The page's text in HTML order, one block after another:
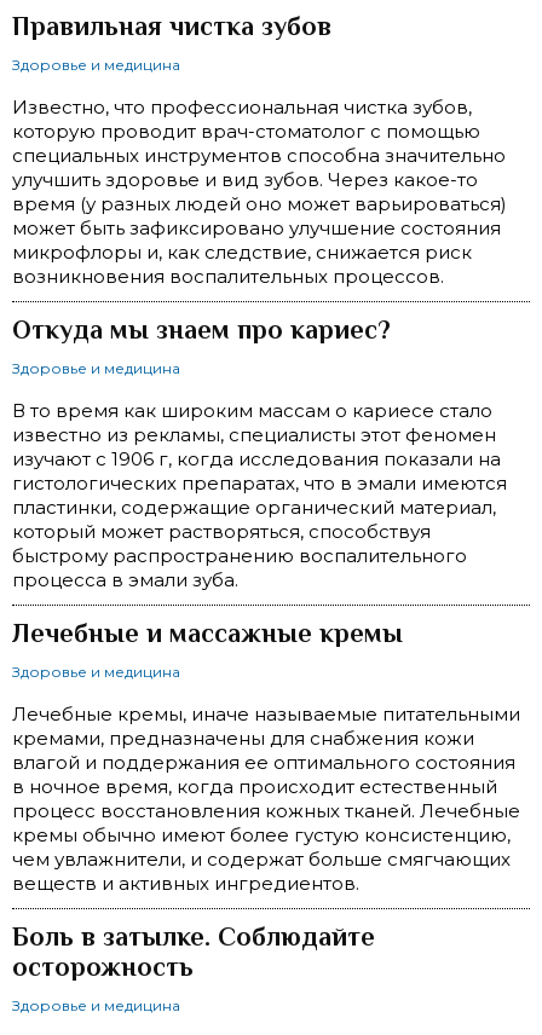
Правильная чистка зубов
Здоровье и медицина
Известно, что профессиональная чистка зубов,
которую проводит врач-стоматолог с помощью
специальных инструментов способна значительно
улучшить здоровье и вид зубов. Через какое-то
время (у разных людей оно может варьироваться)
может быть зафиксировано улучшение состояния
микрофлоры и, как следствие, снижается риск
возникновения воспалительных процессов.
Откуда мы знаем про кариес?
Здоровье и медицина
В то время как широким массам о кариесе стало
известно из рекламы, специалисты этот феномен
изучают с 1906 г, когда исследования показали на
гистологических препаратах, что в эмали имеются
пластинки, содержащие органический материал,
который может растворяться, способствуя
быстрому распространению воспалительного
процесса в эмали зуба.
Лечебные и массажные кремы
Здоровье и медицина
Лечебные кремы, иначе называемые питательными
кремами, предназначены для снабжения кожи
влагой и поддержания ее оптимального состояния
в ночное вре­мя, когда происходит естественный
процесс восстанов­ления кожных тканей. Лечебные
кремы обычно имеют более густую консистенцию,
чем увлажнители, и содер­жат больше смягчающих
веществ и активных ингреди­ентов.
Боль в затылке. Соблюдайте
осторожность
Здоровье и медицина